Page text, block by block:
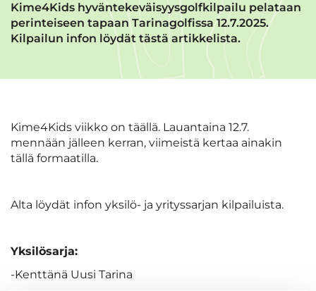
Kime4Kids hyväntekeväisyysgolfkilpailu pelataan
perinteiseen tapaan Tarinagolfissa 12.7.2025.
Kilpailun infon löydät tästä artikkelista.
Kime4Kids viikko on täällä. Lauantaina 12.7.
mennään jälleen kerran, viimeistä kertaa ainakin
tällä formaatilla.
Alta löydät infon yksilö- ja yrityssarjan kilpailuista.
Yksilösarja:
-Kenttänä Uusi Tarina